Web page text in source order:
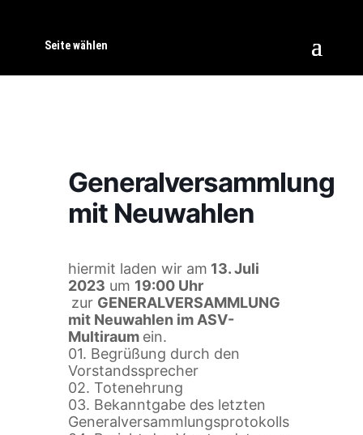
Seite wählen
Generalversammlung
mit Neuwahlen
hiermit laden wir am 13. Juli
2023 um 19:00 Uhr
zur GENERALVERSAMMLUNG
mit Neuwahlen im ASV-
Multiraum ein.
01. Begrüßung durch den
Vorstandssprecher
02. Totenehrung
03. Bekanntgabe des letzten
Generalversammlungsprotokolls